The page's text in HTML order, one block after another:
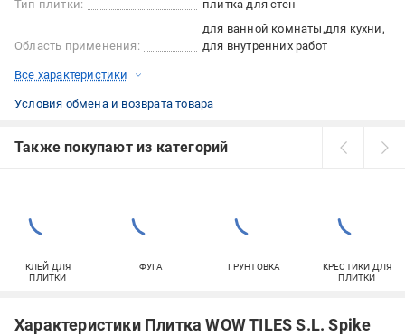
Тип плитки:
плитка для стен
Область применения:
для ванной комнаты для кухни
для внутренних работ
Все характеристики
Условия обмена и возврата товара
Также покупают из категорий
КЛЕЙ ДЛЯ
ПЛИТКИ
ФУГА ГРУНТОВКА
КРЕСТИКИ ДЛЯ
ПЛИТКИ
Характеристики Плитка WOW TILES S.L. Spike